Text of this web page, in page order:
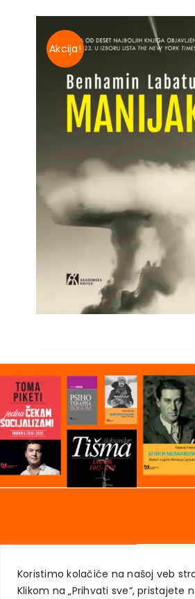
Koristimo kolačiće na našoj veb
Klikom na „Prihvati sve“, pristajete
Akcija!